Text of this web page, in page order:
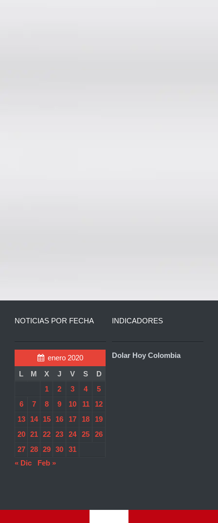
NOTICIAS POR FECHA
enero 2020
L
M X J V S
D
1
2 3 4
5
6
7 8 9 10 11
12
13
14 15 16 17 18
19
20
21 22 23 24 25
26
27
28 29 30
31
« Dic
Feb »
INDICADORES
Dolar Hoy Colombia